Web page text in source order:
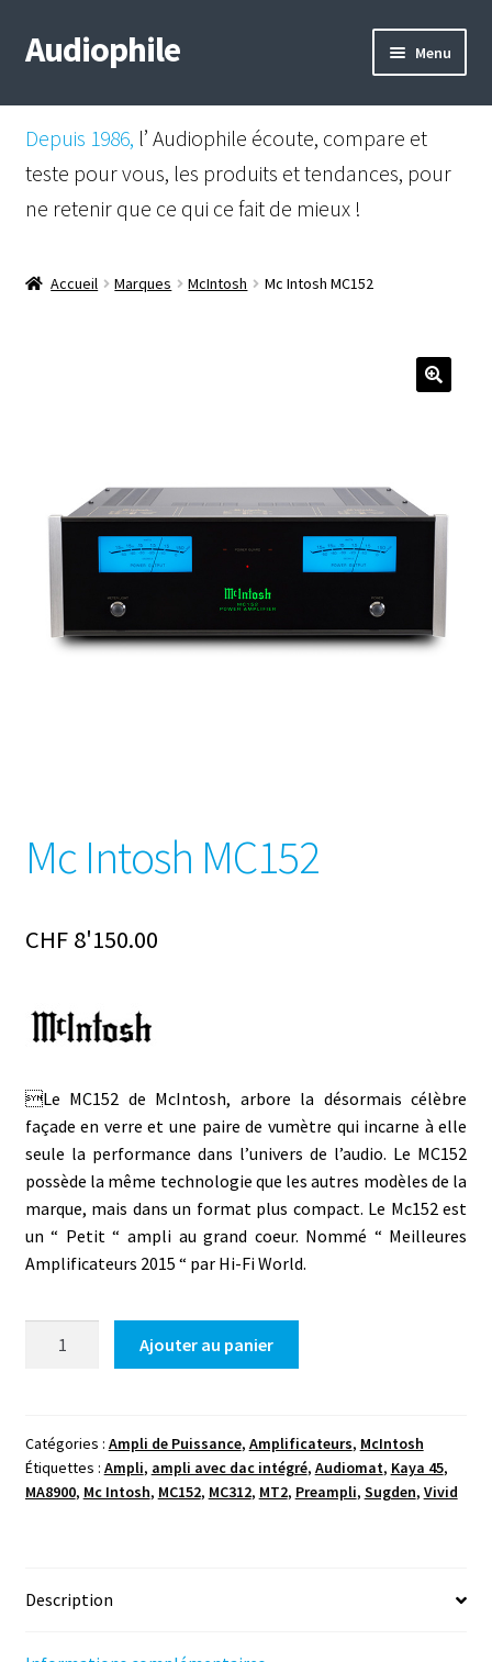
Aller
à
Aller
au
Audiophile Menu
Mail
Shop
Instagram
Facebook
Depuis 1986, l’ Audiophile écoute, compare et
teste pour vous, les produits et tendances, pour
ne retenir que ce qui ce fait de mieux !
Accueil Marques McIntosh Mc Intosh MC152
Mc Intosh MC152
CHF8'150.00
Le MC152 de McIntosh, arbore la désormais célèbre
façade en verre et une paire de vumètre qui incarne à elle
seule la performance dans l’univers de l’audio. Le MC152
possède la même technologie que les autres modèles de la
marque, mais dans un format plus compact. Le Mc152 est
un “ Petit “ ampli au grand coeur. Nommé “ Meilleures
Amplificateurs 2015 “ par Hi-Fi World.
MC152
Ajouter au panier
Catégories : Ampli de Puissance, Amplificateurs, McIntosh
Étiquettes : Ampli, ampli avec dac intégré, Audiomat, Kaya 45,
MA8900, Mc Intosh, MC152, MC312, MT2, Preampli, Sugden, Vivid
Description